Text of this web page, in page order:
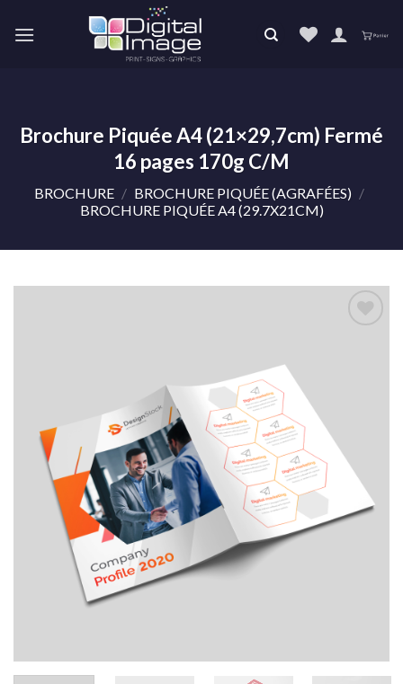
Brochure Piquée A4 (21×29,7cm) Fermé
16 pages 170g C/M
BROCHURE / BROCHURE PIQUÉE (AGRAFÉES) /
BROCHURE PIQUÉE A4 (29.7X21CM)